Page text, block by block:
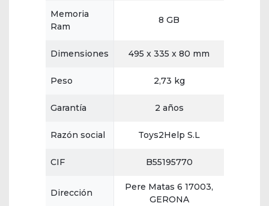
Memoria
Ram
8 GB
Dimensiones 495 x 335 x 80 mm
Peso 2,73 kg
Garantía 2 años
Razón social Toys2Help S.L
CIF B55195770
Dirección
Pere Matas 6 17003,
GERONA